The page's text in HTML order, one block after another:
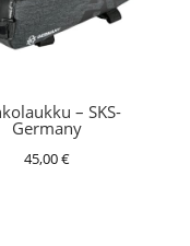
– SKS-
Germany
45,00€